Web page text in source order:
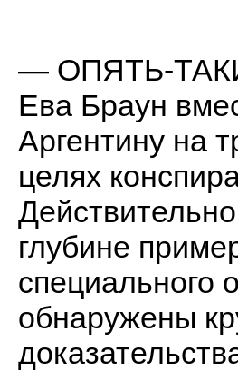
— ОПЯТЬ-ТАКИ:
Ева Браун
Аргентину на
целях
глубине
специального
обнаружены